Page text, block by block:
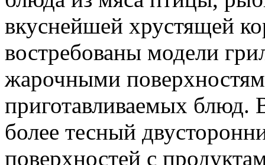
вкуснейшей хрустящей
востребованы модели
жарочными
приготавливаемых блюд.
более тесный
поверхностей с